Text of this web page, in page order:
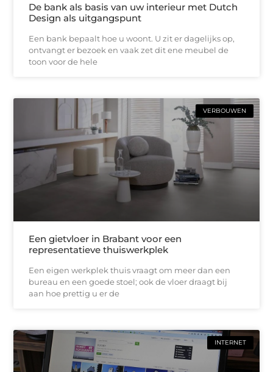
De bank als basis van uw interieur met Dutch
Design als uitgangspunt
Een bank bepaalt hoe u woont. U zit er dagelijks op,
ontvangt er bezoek en vaak zet dit ene meubel de
toon voor de hele
VERBOUWEN
Een gietvloer in Brabant voor een
representatieve thuiswerkplek
Een eigen werkplek thuis vraagt om meer dan een
bureau en een goede stoel; ook de vloer draagt bij
aan hoe prettig u er de
INTERNET